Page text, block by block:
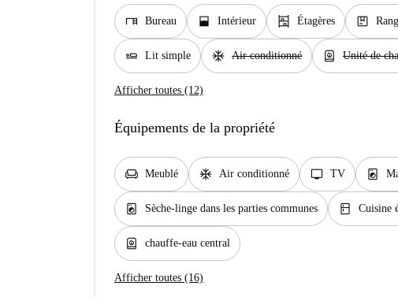
desk Bureau window_open Intérieur shelves Étagères package
airline_seat_flat Lit simple ac_unit Air conditionné water_heater Unité de
Afficher toutes (12)
Équipements de la propriété
chair Meublé ac_unit Air conditionné tv TV local_laundry_service
local_laundry_service Sèche-linge dans les parties communes kitchen Cuisine
water_heater chauffe-eau central
Afficher toutes (16)